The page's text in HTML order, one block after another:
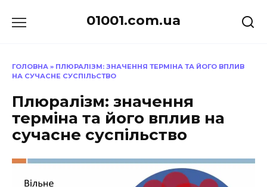
до
01001.com.ua
ГОЛОВНА » ПЛЮРАЛІЗМ: ЗНАЧЕННЯ ТЕРМІНА ТА ЙОГО ВПЛИВ
НА СУЧАСНЕ СУСПІЛЬСТВО
Плюралізм: значення
терміна та його вплив на
сучасне суспільство